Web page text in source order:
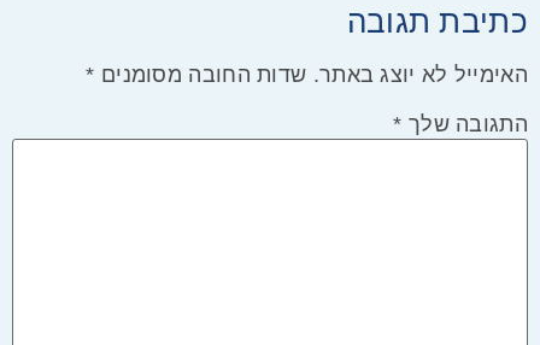
כתיבת תגובה
האימייל לא יוצג באתר. שדות החובה מסומנים *
התגובה שלך *